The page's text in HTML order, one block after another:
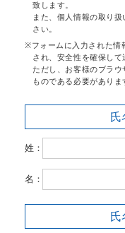
致します。
また、個人情報の取り
さい。
フォームに入力された情
され、安全性を確保して
ただし、お客様のブラ
ものである必要がありま
氏
姓：
名：
氏